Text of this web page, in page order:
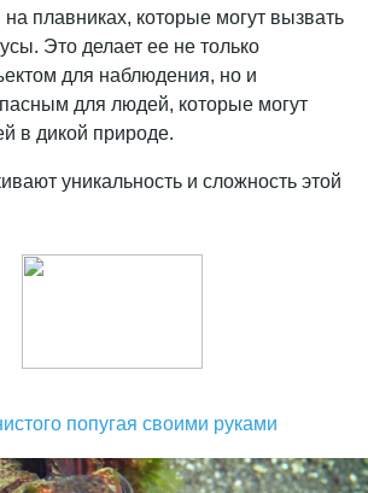
плавниках, которые могут вызвать
Это делает ее не только
для наблюдения, но и
для людей, которые могут
в дикой природе.
уникальность и сложность этой
попугая своими руками